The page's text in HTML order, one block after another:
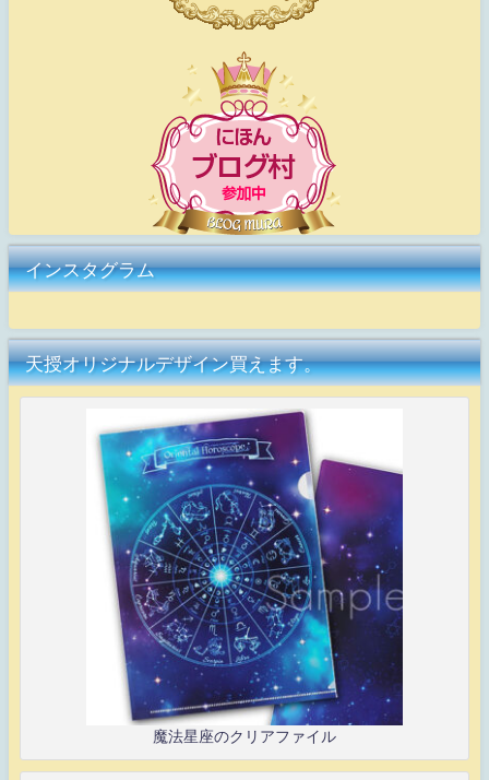
インスタグラム
天授オリジナルデザイン買えます。
魔法星座のクリアファイル